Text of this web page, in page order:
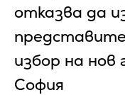
отказва да
избор на нов
София